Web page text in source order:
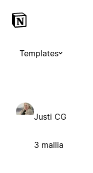
Templates
Justi CG
3 mallia